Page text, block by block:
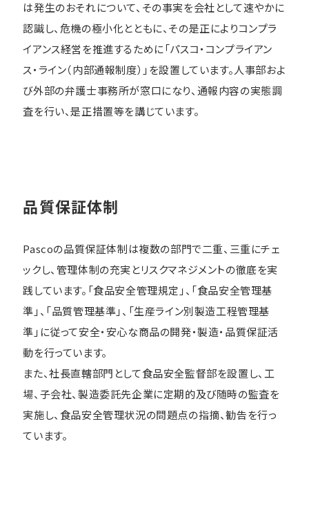
は発生のおそれについて、その事実を会社として速やかに
認識し、危機の極小化とともに、その是正によりコンプラ
イアンス経営を推進するために「パスコ・コンプライアン
ス・ライン（内部通報制度）」を設置しています。人事部およ
び外部の弁護士事務所が窓口になり、通報内容の実態調
査を行い、是正措置等を講じています。
品質保証体制
Pascoの品質保証体制は複数の部門で二重、三重にチェ
ックし、管理体制の充実とリスクマネジメントの徹底を実
践しています。「食品安全管理規定」、「食品安全管理基
準」、「品質管理基準」、「生産ライン別製造工程管理基
準」に従って安全・安心な商品の開発・製造・品質保証活
動を行っています。
また、社長直轄部門として食品安全監督部を設置し、工
場、子会社、製造委託先企業に定期的及び随時の監査を
実施し、食品安全管理状況の問題点の指摘、勧告を行っ
ています。